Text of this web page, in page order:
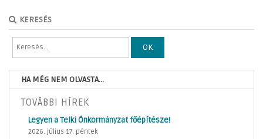
KERESÉS
OK
HA MÉG NEM OLVASTA...
TOVÁBBI HÍREK
Legyen a Telki Önkormányzat főépítésze!
2026. július 17. péntek